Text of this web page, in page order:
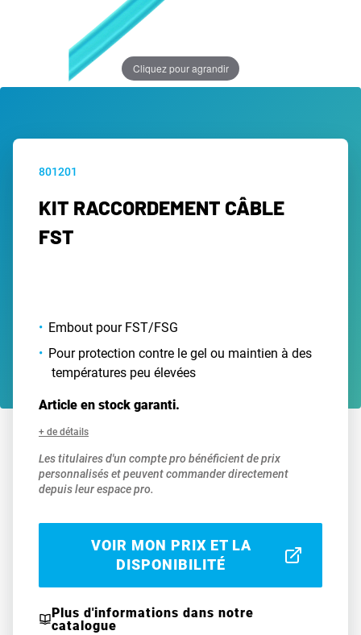
Cliquez pour agrandir
801201
KIT RACCORDEMENT CÂBLE
FST
Embout pour FST/FSG
Pour protection contre le gel ou maintien à des
températures peu élevées
Article en stock garanti.
+ de détails
Les titulaires d'un compte pro bénéficient de prix
personnalisés et peuvent commander directement
depuis leur espace pro.
VOIR MON PRIX ET LA
DISPONIBILITÉ
Plus d'informations dans notre
catalogue